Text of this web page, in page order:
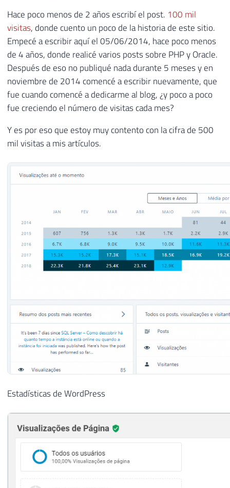
Hace poco menos de 2 años escribí el post. 100 mil
visitas, donde cuento un poco de la historia de este sitio.
Empecé a escribir aquí el 05/06/2014, hace poco menos
de 4 años, donde realicé varios posts sobre PHP y Oracle.
Después de eso no publiqué nada durante 5 meses y en
noviembre de 2014 comencé a escribir nuevamente, que
fue cuando comencé a dedicarme al blog, ¿y poco a poco
fue creciendo el número de visitas cada mes?
Y es por eso que estoy muy contento con la cifra de 500
mil visitas a mis artículos.
Estadísticas de WordPress